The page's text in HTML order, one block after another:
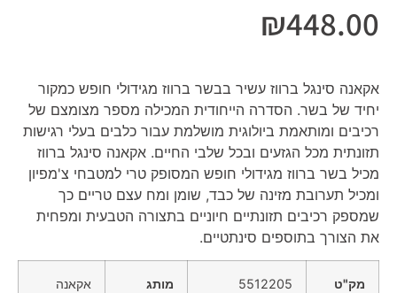
₪448.00
אקאנה סינגל ברווז עשיר בבשר ברווז מגידולי חופש כמקור
יחיד של בשר. הסדרה הייחודית המכילה מספר מצומצם של
רכיבים ומותאמת ביולוגית מושלמת עבור כלבים בעלי רגישות
תזונתית מכל הגזעים ובכל שלבי החיים. אקאנה סינגל ברווז
מכיל בשר ברווז מגידולי חופש המסופק טרי למטבחי צ'מפיון
ומכיל תערובת מזינה של כבד, שומן ומח עצם טריים כך
שמספק רכיבים תזונתיים חיוניים בתצורה הטבעית ומפחית
את הצורך בתוספים סינתטיים.
מק"ט 5512205 מותג אקאנה